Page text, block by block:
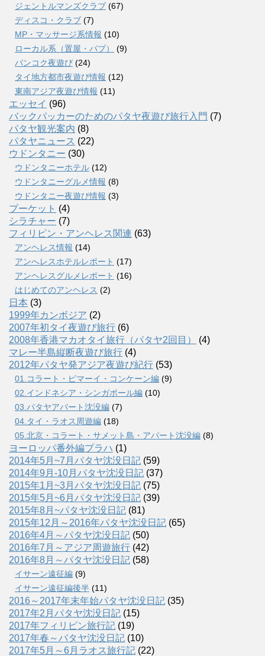
ジェントルマンズクラブ (67)
ディスコ・クラブ (7)
MP・マッサージ系情報 (10)
ローカル系（置屋・パブ）
(9)
バンコク夜遊び (24)
タイ地方都市夜遊び情報 (12)
東南アジア夜遊び情報 (11)
エッセイ (96)
バックパッカーのためのパタヤ夜遊び旅行入門 (7)
パタヤ観光案内 (8)
パタヤニュース (22)
ウドンタニー (30)
ウドンタニーホテル (12)
ウドンタニーグルメ情報 (8)
ウドンタニー夜遊び情報 (3)
プーケット (4)
シラチャー (7)
フィリピン・アンヘレス関連 (63)
アンヘレス情報 (14)
アンへレスホテルレポート (17)
アンヘレスグルメレポート (16)
はじめてのアンヘレス (2)
日本 (3)
1999年カンボジア (2)
2007年初タイ夜遊び旅行 (6)
2008年香港マカオタイ旅行（パタヤ2回目）
(4)
マレー半島縦断夜遊び旅行 (4)
2012年パタヤ発アジア夜遊び紀行 (53)
01.コラート・ピマーイ・コンケーン編 (9)
02.インドネシア・シンガポール編 (10)
03.パタヤアパート沈没編 (7)
04.タイ・ラオス周遊編 (18)
05.北京・コラート・サメット島・アパート沈没編 (8)
ヨーロッパ番外編プラハ (1)
2014年5月~7月パタヤ沈没日記 (59)
2014年9月-10月パタヤ沈没日記 (37)
2015年1月~3月パタヤ沈没日記 (75)
2015年5月~6月パタヤ沈没日記 (39)
2015年8月~パタヤ沈没日記 (81)
2015年12月～2016年パタヤ沈没日記 (65)
2016年4月～パタヤ沈没日記 (50)
2016年7月～アジア周遊旅行 (42)
2016年8月～パタヤ沈没日記 (58)
イサーン遠征編 (9)
イサーン遠征編後半 (11)
2016～2017年末年始パタヤ沈没日記 (35)
2017年2月パタヤ沈没日記 (15)
2017年フィリピン旅行記 (19)
2017年春～パタヤ沈没日記 (10)
2017年5月～6月ラオス旅行記 (22)